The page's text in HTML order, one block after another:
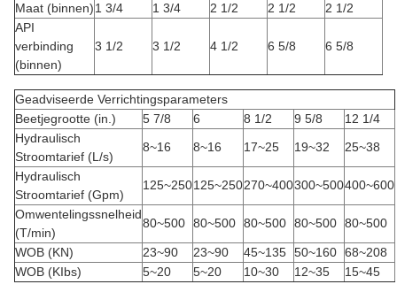
Maat (binnen)1 3/4 1 3/4 2 1/2 2 1/2
2 1/2
API
verbinding
(binnen)
3 1/2 3 1/2 4 1/2 6 5/8 6 5/8
Geadviseerde Verrichtingsparameters
Beetjegrootte (in.)
5 7/8 6 8 1/2 9 5/8
12 1/4
Hydraulisch
Stroomtarief (L/s)
8~16 8~16 17~25 19~32 25~38
Hydraulisch
Stroomtarief (Gpm)
125~250125~250270~400300~500400~600
Omwentelingssnelheid
(T/min)
80~500 80~500 80~500 80~500 80~500
WOB (KN) 23~90 23~90 45~135 50~160 68~208
WOB (KIbs)
5~20 5~20 10~30 12~35 15~45